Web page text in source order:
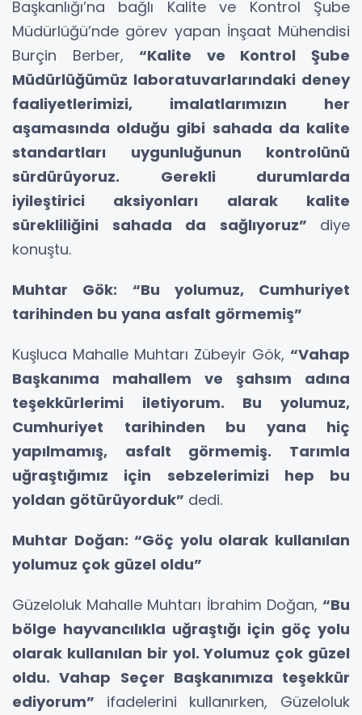
Başkanlığı’na bağlı Kalite ve Kontrol Şube
Müdürlüğü’nde görev yapan İnşaat Mühendisi
Burçin Berber, “Kalite ve Kontrol Şube
Müdürlüğümüz laboratuvarlarındaki deney
faaliyetlerimizi, imalatlarımızın her
aşamasında olduğu gibi sahada da kalite
standartları uygunluğunun kontrolünü
sürdürüyoruz. Gerekli durumlarda
iyileştirici aksiyonları alarak kalite
sürekliliğini sahada da sağlıyoruz” diye
konuştu.
Muhtar Gök: “Bu yolumuz, Cumhuriyet
tarihinden bu yana asfalt görmemiş”
Kuşluca Mahalle Muhtarı Zübeyir Gök, “Vahap
Başkanıma mahallem ve şahsım adına
teşekkürlerimi iletiyorum. Bu yolumuz,
Cumhuriyet tarihinden bu yana hiç
yapılmamış, asfalt görmemiş. Tarımla
uğraştığımız için sebzelerimizi hep bu
yoldan götürüyorduk” dedi.
Muhtar Doğan: “Göç yolu olarak kullanılan
yolumuz çok güzel oldu”
Güzeloluk Mahalle Muhtarı İbrahim Doğan, “Bu
bölge hayvancılıkla uğraştığı için göç yolu
olarak kullanılan bir yol. Yolumuz çok güzel
oldu. Vahap Seçer Başkanımıza teşekkür
ediyorum” ifadelerini kullanırken, Güzeloluk